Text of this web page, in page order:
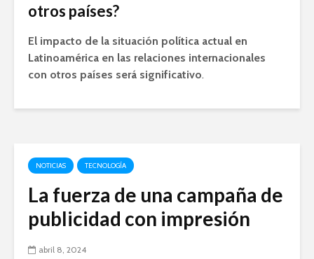
otros países?
El impacto de la situación política actual en
Latinoamérica en las relaciones internacionales
con otros países será significativo.
NOTICIAS TECNOLOGÍA
La fuerza de una campaña de
publicidad con impresión
abril 8, 2024